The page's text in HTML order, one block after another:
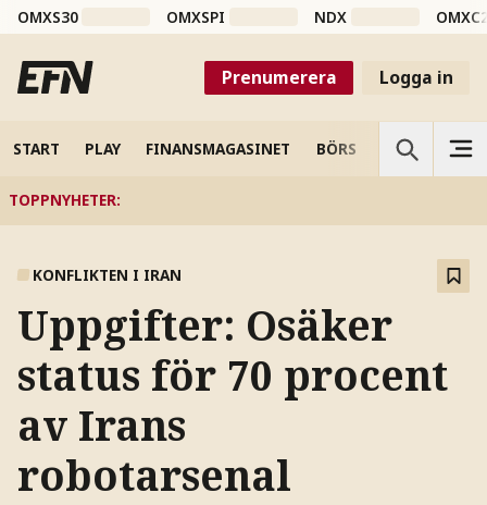
OMXS30 OMXSPI NDX
Prenumerera Logga in
START PLAY FINANSMAGASINET BÖRS VETENSKAP
TOPPNYHETER:
KONFLIKTEN I IRAN
Uppgifter: Osäker
status för 70 procent
av Irans
robotarsenal